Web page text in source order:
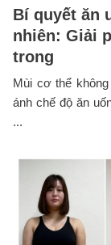
Bí quyết ăn
nhiên: Giải
trong
Mùi cơ thể
ánh chế độ ăn
...